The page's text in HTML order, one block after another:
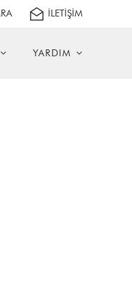
İLETİŞİM
YARDIM